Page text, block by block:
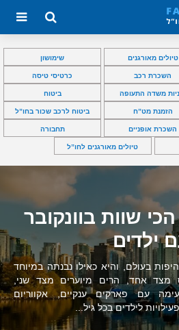
טיולים מאורגנים שימושון
השכרת רכב כרטיסי טיסה
משדה התעופה ביטוח
הזמנת מט”ח ביטוח לרכב שכור בחו”ל
השכרת אופניים תחבורה
טיולים מאורגנים לחו”ל
שוות בוונקובר
ילדים
בעולם, והיא כאילו נבנתה במיוחד
מצד אחד, הרים מיוערים מצד שני,
עם פארקים ענקיים, אקווריום
לילדים בכל גיל...